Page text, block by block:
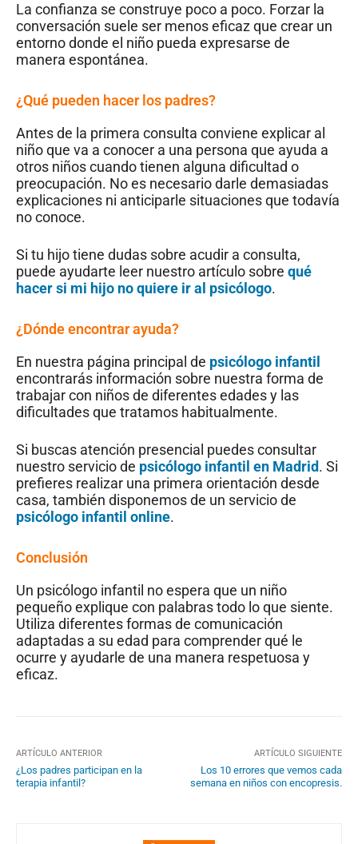
La confianza se construye poco a poco. Forzar la
conversación suele ser menos eficaz que crear un
entorno donde el niño pueda expresarse de
manera espontánea.
¿Qué pueden hacer los padres?
Antes de la primera consulta conviene explicar al
niño que va a conocer a una persona que ayuda a
otros niños cuando tienen alguna dificultad o
preocupación. No es necesario darle demasiadas
explicaciones ni anticiparle situaciones que todavía
no conoce.
Si tu hijo tiene dudas sobre acudir a consulta,
puede ayudarte leer nuestro artículo sobre qué
hacer si mi hijo no quiere ir al psicólogo.
¿Dónde encontrar ayuda?
En nuestra página principal de psicólogo infantil
encontrarás información sobre nuestra forma de
trabajar con niños de diferentes edades y las
dificultades que tratamos habitualmente.
Si buscas atención presencial puedes consultar
nuestro servicio de psicólogo infantil en Madrid. Si
prefieres realizar una primera orientación desde
casa, también disponemos de un servicio de
psicólogo infantil online.
Conclusión
Un psicólogo infantil no espera que un niño
pequeño explique con palabras todo lo que siente.
Utiliza diferentes formas de comunicación
adaptadas a su edad para comprender qué le
ocurre y ayudarle de una manera respetuosa y
eficaz.
ARTÍCULO ANTERIOR
¿Los padres participan en la
terapia infantil?
ARTÍCULO SIGUIENTE
Los 10 errores que vemos cada
semana en niños con encopresis.